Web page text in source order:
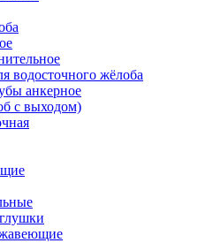
водосточного жёлоба
анкерное
с выходом)